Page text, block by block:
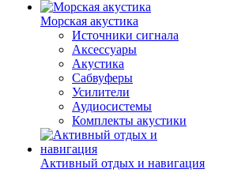
Морская акустика
Источники сигнала
Аксессуары
Акустика
Сабвуферы
Усилители
Аудиосистемы
Комплекты акустики
Активный отдых и навигация